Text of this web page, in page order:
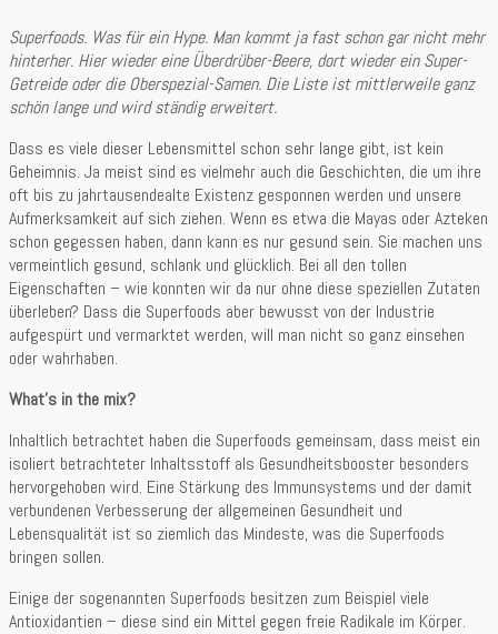
Superfoods. Was für ein Hype. Man kommt ja fast schon gar nicht mehr
hinterher. Hier wieder eine Überdrüber-Beere, dort wieder ein Super-
Getreide oder die Oberspezial-Samen. Die Liste ist mittlerweile ganz
schön lange und wird ständig erweitert.
Dass es viele dieser Lebensmittel schon sehr lange gibt, ist kein
Geheimnis. Ja meist sind es vielmehr auch die Geschichten, die um ihre
oft bis zu jahrtausendealte Existenz gesponnen werden und unsere
Aufmerksamkeit auf sich ziehen. Wenn es etwa die Mayas oder Azteken
schon gegessen haben, dann kann es nur gesund sein. Sie machen uns
vermeintlich gesund, schlank und glücklich. Bei all den tollen
Eigenschaften – wie konnten wir da nur ohne diese speziellen Zutaten
überleben? Dass die Superfoods aber bewusst von der Industrie
aufgespürt und vermarktet werden, will man nicht so ganz einsehen
oder wahrhaben.
What’s in the mix?
Inhaltlich betrachtet haben die Superfoods gemeinsam, dass meist ein
isoliert betrachteter Inhaltsstoff als Gesundheitsbooster besonders
hervorgehoben wird. Eine Stärkung des Immunsystems und der damit
verbundenen Verbesserung der allgemeinen Gesundheit und
Lebensqualität ist so ziemlich das Mindeste, was die Superfoods
bringen sollen.
Einige der sogenannten Superfoods besitzen zum Beispiel viele
Antioxidantien – diese sind ein Mittel gegen freie Radikale im Körper.